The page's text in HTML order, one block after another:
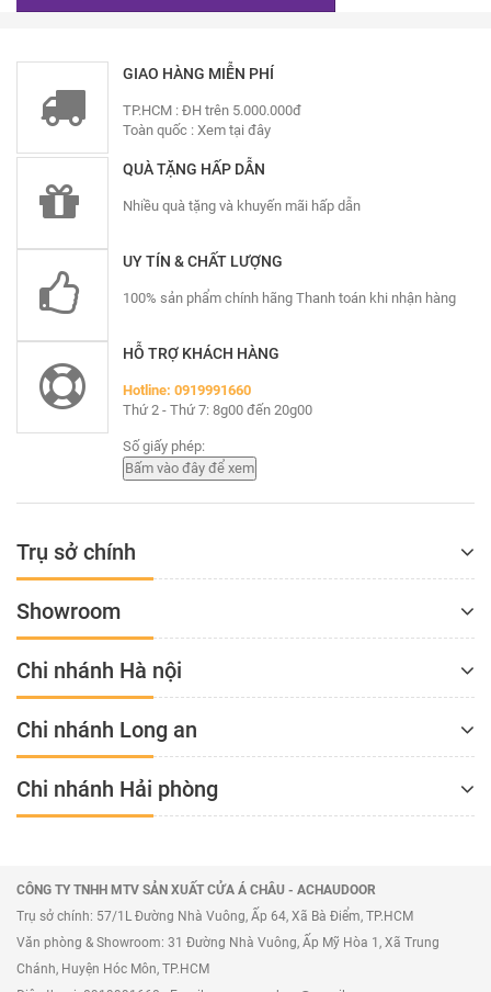
GIAO HÀNG MIỄN PHÍ
TP.HCM : ĐH trên 5.000.000đ
Toàn quốc : Xem tại đây
QUÀ TẶNG HẤP DẪN
Nhiều quà tặng và khuyến mãi hấp dẫn
UY TÍN & CHẤT LƯỢNG
100% sản phẩm chính hãng Thanh toán khi nhận hàng
HỖ TRỢ KHÁCH HÀNG
Hotline: 0919991660
Thứ 2 - Thứ 7: 8g00 đến 20g00
Số giấy phép:
Trụ sở chính
Showroom
Chi nhánh Hà nội
Chi nhánh Long an
Chi nhánh Hải phòng
CÔNG TY TNHH MTV SẢN XUẤT CỬA Á CHÂU - ACHAUDOOR
Trụ sở chính: 57/1L Đường Nhà Vuông, Ấp 64, Xã Bà Điểm, TP.HCM
Văn phòng & Showroom: 31 Đường Nhà Vuông, Ấp Mỹ Hòa 1, Xã Trung
Chánh, Huyện Hóc Môn, TP.HCM